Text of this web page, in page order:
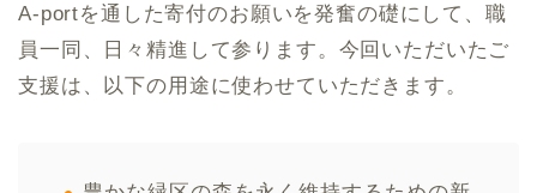
A-portを通した寄付のお願いを発奮の礎にして、職
員一同、日々精進して参ります。今回いただいたご
支援は、以下の用途に使わせていただきます。